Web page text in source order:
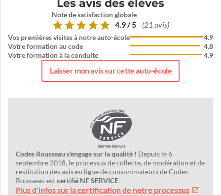
Les avis des élèves
Note de satisfaction globale
4.9 / 5 (21 avis)
Vos premières visites à notre auto-école
Votre formation au code
Votre formation à la conduite
4.9
4.8
4.9
Laisser mon avis sur cette auto-école
Codes Rousseau s'engage sur la qualité ! Depuis le 6
septembre 2018, le processus de collecte, de modération et de
restitution des avis en ligne de consommateurs de Codes
Rousseau estcertifié NF SERVICE.
Plus d'infos sur la certification de notre processus